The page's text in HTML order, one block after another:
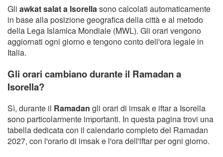
Gli awkat salat a Isorellasono calcolati automaticamente
in base alla posizione geografica della città e al metodo
della Lega Islamica Mondiale (MWL). Gli orari vengono
aggiornati ogni giorno e tengono conto dell'ora legale in
Italia.
Gli orari cambiano durante il Ramadan a
Isorella?
Sì, durante il Ramadan gli orari di imsak e iftar a Isorella
sono particolarmente importanti. In questa pagina trovi una
tabella dedicata con il calendario completo del Ramadan
2027, con l'orario di imsak e l'ora dell'iftar per ogni giorno.